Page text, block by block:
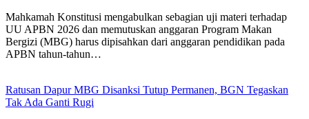
Mahkamah Konstitusi mengabulkan sebagian uji materi terhadap
UU APBN 2026 dan memutuskan anggaran Program Makan
Bergizi (MBG) harus dipisahkan dari anggaran pendidikan pada
APBN tahun-tahun…
Ratusan Dapur MBG Disanksi Tutup Permanen, BGN Tegaskan
Tak Ada Ganti Rugi